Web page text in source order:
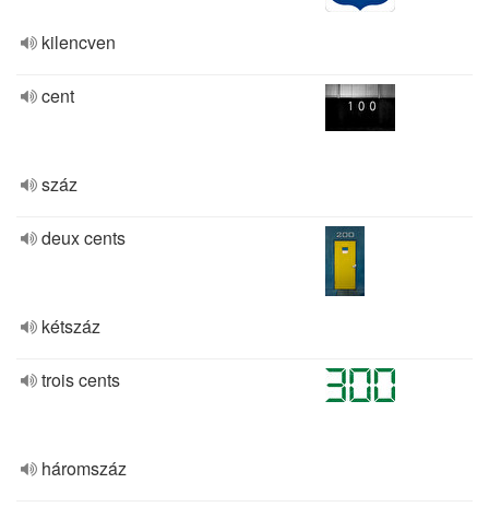
kilencven
cent
száz
deux cents
kétszáz
trois cents
háromszáz